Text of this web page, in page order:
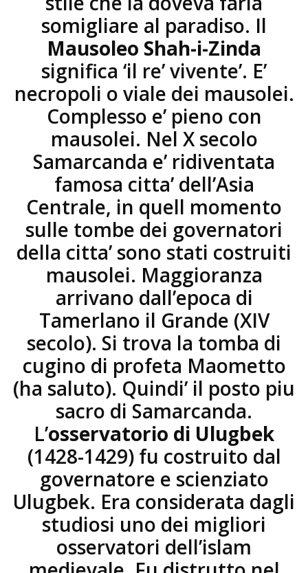
somigliare al paradiso. Il
Mausoleo Shah-i-Zinda
significa ‘il re’ vivente’. E’
necropoli o viale dei mausolei.
Complesso e’ pieno con
mausolei. Nel X secolo
Samarcanda e’ ridiventata
famosa citta’ dell’Asia
Centrale, in quell momento
sulle tombe dei governatori
della citta’ sono stati costruiti
mausolei. Maggioranza
arrivano dall’epoca di
Tamerlano il Grande (XIV
secolo). Si trova la tomba di
cugino di profeta Maometto
(ha saluto). Quindi’ il posto piu
sacro di Samarcanda.
L’osservatorio di Ulugbek
(1428-1429) fu costruito dal
governatore e scienziato
Ulugbek. Era considerata dagli
studiosi uno dei migliori
osservatori dell’islam